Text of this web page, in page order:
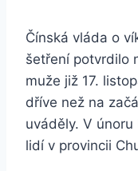
Čínská vláda o
šetření potvrdilo
muže již 17.
dříve než na
uváděly. V
lidí v provincii